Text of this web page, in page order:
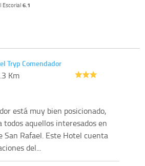
Escorial 6.1
Tryp Comendador
Km
está muy bien posicionado,
todos aquellos interesados en
San Rafael. Este Hotel cuenta
del...